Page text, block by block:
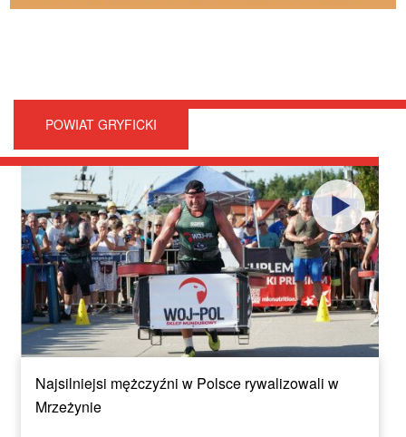
POWIAT GRYFICKI
Najsilniejsi mężczyźni w Polsce rywalizowali w
Mrzeżynie